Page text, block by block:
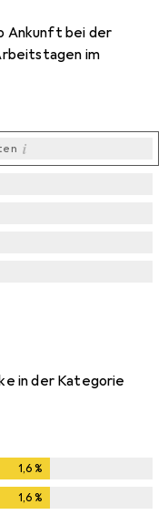
Ankunft bei der
im
i
in der Kategorie
1,6%
1,6%